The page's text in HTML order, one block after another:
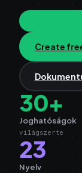
Create
30+
Joghatóságok
világszerte
23
Nyelv